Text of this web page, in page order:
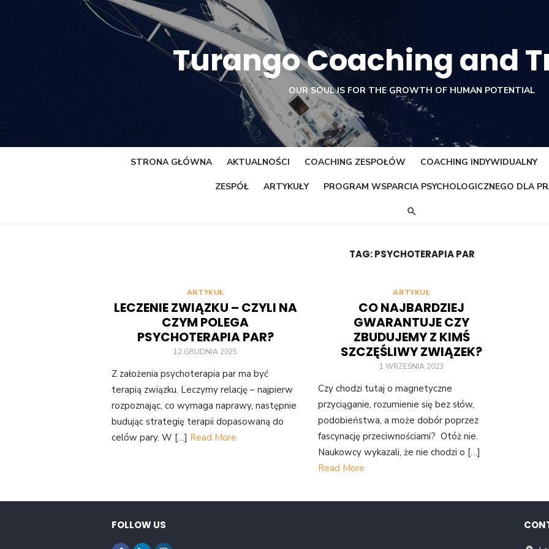
Turango Coaching and
OUR SOUL IS FOR THE GROWTH OF HUMAN POTENTIAL
STRONA GŁÓWNA AKTUALNOŚCI COACHING ZESPOŁÓW COACHING INDYWIDUALNY
ZESPÓŁ ARTYKUŁY PROGRAM WSPARCIA PSYCHOLOGICZNEGO DLA
TAG:PSYCHOTERAPIA PAR
ARTYKUŁ
LECZENIE ZWIĄZKU – CZYLI NA
CZYM POLEGA
PSYCHOTERAPIA PAR?
12 GRUDNIA 2025
Z założenia psychoterapia par ma być
terapią związku. Leczymy relację – najpierw
rozpoznając, co wymaga naprawy, następnie
budując strategię terapii dopasowaną do
celów pary. W […] Read More
ARTYKUŁ
CO NAJBARDZIEJ
GWARANTUJE CZY
ZBUDUJEMY Z KIMŚ
SZCZĘŚLIWY ZWIĄZEK?
1 WRZEŚNIA 2023
Czy chodzi tutaj o magnetyczne
przyciąganie, rozumienie się bez słów,
podobieństwa, a może dobór poprzez
fascynację przeciwnościami? Otóż nie.
Naukowcy wykazali, że nie chodzi o […]
Read More
FOLLOW US